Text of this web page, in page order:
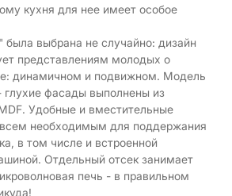
кухня для нее имеет особое
выбрана не случайно: дизайн
представлениям молодых о
динамичном и подвижном. Модель
фасады выполнены из
Удобные и вместительные
необходимым для поддержания
в том числе и встроенной
Отдельный отсек занимает
печь - в правильном